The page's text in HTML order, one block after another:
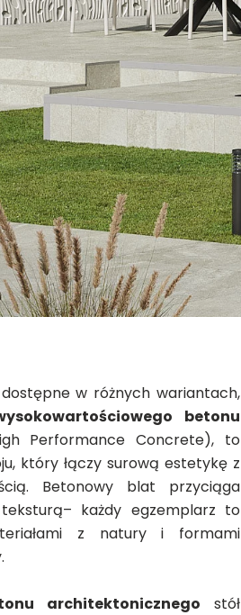
w różnych wariantach,
betonu
Performance Concrete), to
który łączy surową estetykę z
Betonowy blat przyciąga
każdy egzemplarz to
z natury i formami
architektonicznego stół